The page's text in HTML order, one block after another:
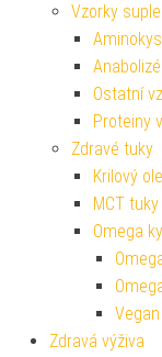
Vzorky
Ostatní
Proteiny
Zdravé tuky
Krilový
MCT tuky
Omega
Zdravá výživa